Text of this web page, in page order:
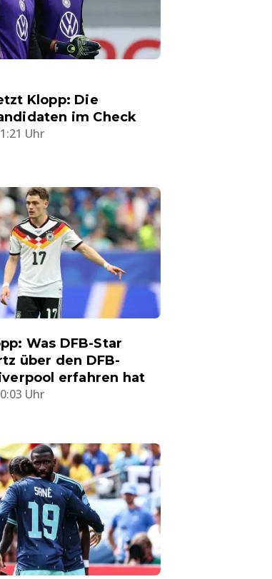
Klopp: Die
im Check
Uhr
Was DFB-Star
über den DFB-
erfahren hat
Uhr